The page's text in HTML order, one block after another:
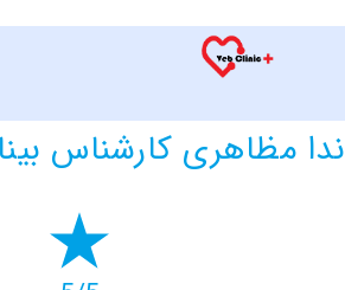
کارشناس